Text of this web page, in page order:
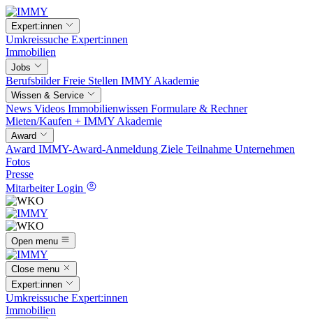
Expert:innen
Umkreissuche Expert:innen
Immobilien
Jobs
BerufsbilderFreie Stellen IMMY Akademie
Wissen & Service
News Videos Immobilienwissen Formulare & Rechner
Mieten/Kaufen + IMMY Akademie
Award
Award IMMY-Award-Anmeldung Ziele Teilnahme Unternehmen
Fotos
Presse
Mitarbeiter Login
Open menu
Close menu
Expert:innen
Umkreissuche Expert:innen
Immobilien